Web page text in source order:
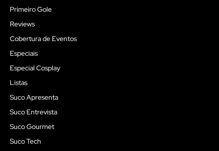
Primeiro Gole
Reviews
Cobertura de Eventos
Especiais
Especial Cosplay
Listas
Suco Apresenta
Suco Entrevista
Suco Gourmet
Suco Tech